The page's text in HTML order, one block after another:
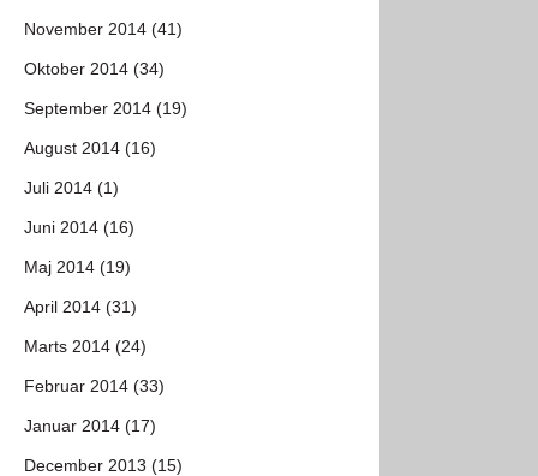
November 2014 (41)
Oktober 2014 (34)
September 2014 (19)
August 2014 (16)
Juli 2014 (1)
Juni 2014 (16)
Maj 2014 (19)
April 2014 (31)
Marts 2014 (24)
Februar 2014 (33)
Januar 2014 (17)
December 2013 (15)